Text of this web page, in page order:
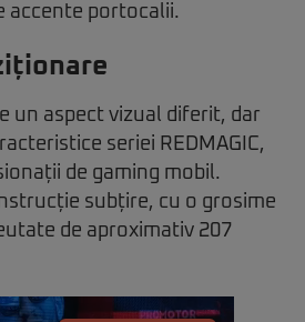
accente portocalii.
un aspect vizual diferit, dar
seriei REDMAGIC,
de gaming mobil.
subțire, cu o grosime
de aproximativ 207